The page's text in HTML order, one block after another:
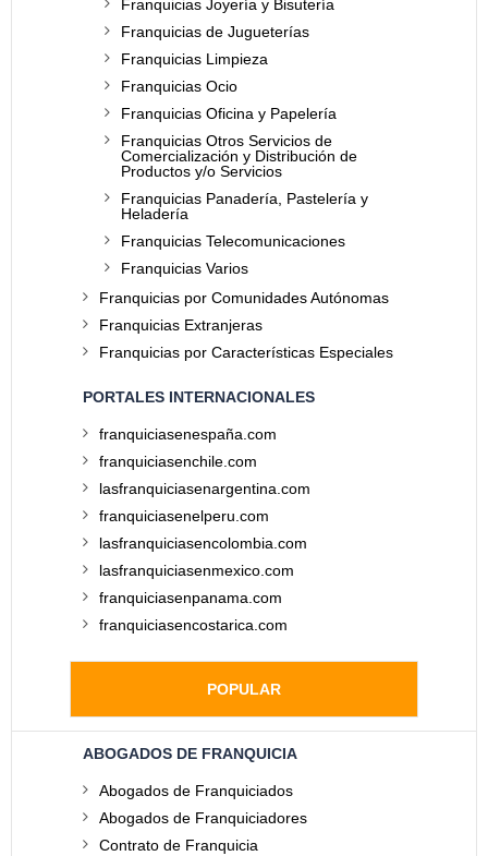
Franquicias Joyería y Bisutería
Franquicias de Jugueterías
Franquicias Limpieza
Franquicias Ocio
Franquicias Oficina y Papelería
Franquicias Otros Servicios de
Comercialización y Distribución de
Productos y/o Servicios
Franquicias Panadería, Pastelería y
Heladería
Franquicias Telecomunicaciones
Franquicias Varios
Franquicias por Comunidades Autónomas
Franquicias Extranjeras
Franquicias por Características Especiales
PORTALES INTERNACIONALES
franquiciasenespaña.com
franquiciasenchile.com
lasfranquiciasenargentina.com
franquiciasenelperu.com
lasfranquiciasencolombia.com
lasfranquiciasenmexico.com
franquiciasenpanama.com
franquiciasencostarica.com
POPULAR
ABOGADOS DE FRANQUICIA
Abogados de Franquiciados
Abogados de Franquiciadores
Contrato de Franquicia